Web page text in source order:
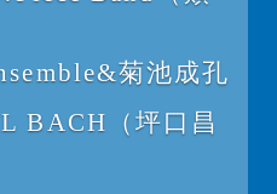
菊池成孔
BACH（坪口昌